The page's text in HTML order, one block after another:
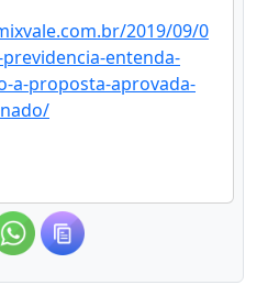
2019/09/0
entenda-
a-proposta-aprovada-